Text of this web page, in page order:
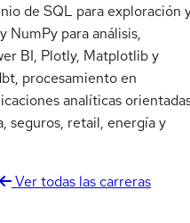
de SQL para exploración
NumPy para análisis,
BI, Plotly, Matplotlib y
procesamiento en
analíticas
seguros, retail, energía y
Ver todas las carreras